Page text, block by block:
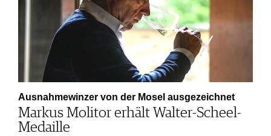
Ausnahmewinzer von der Mosel ausgezeichnet
Markus Molitor erhält Walter-Scheel-
Medaille